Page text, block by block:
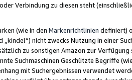
Verbindung zu diesen steht
(wie in den Markenrichtlinien definiert)
„kindel“) nicht zwecks Nutzung in einer
zu sonstigen Amazon zur
Suchmaschinen Geschützte Begriffe
mit Suchergebnissen verwendet